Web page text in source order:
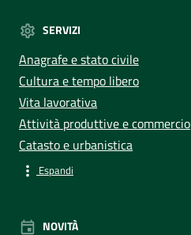
SERVIZI
Anagrafe e stato civile
Cultura e tempo libero
Vita lavorativa
Attività produttive e commercio
Catasto e urbanistica
Espandi
NOVITÀ